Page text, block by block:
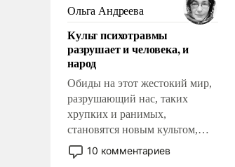
образованных людей. Иногда
казалось, что эти вопросы
решены раз и навсегда, но –
нет, не решены.
Ольга Андреева
Культ психотравмы
разрушает и человека, и
народ
Обиды на этот жестокий мир,
разрушающий нас, таких
хрупких и ранимых,
становятся новым культом,
постепенно вытесняя и
отменяя традиционное
10 комментариев